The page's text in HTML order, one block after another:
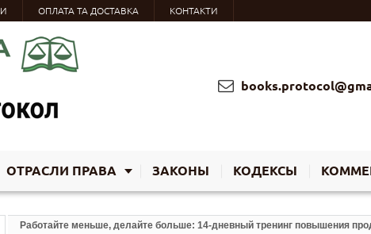
ОПЛАТА ТА ДОСТАВКА КОНТАКТИ
ОТРАСЛИ ПРАВА ЗАКОНЫ КОДЕКСЫ
Работайте меньше, делайте больше: 14-дневный тренинг повышения